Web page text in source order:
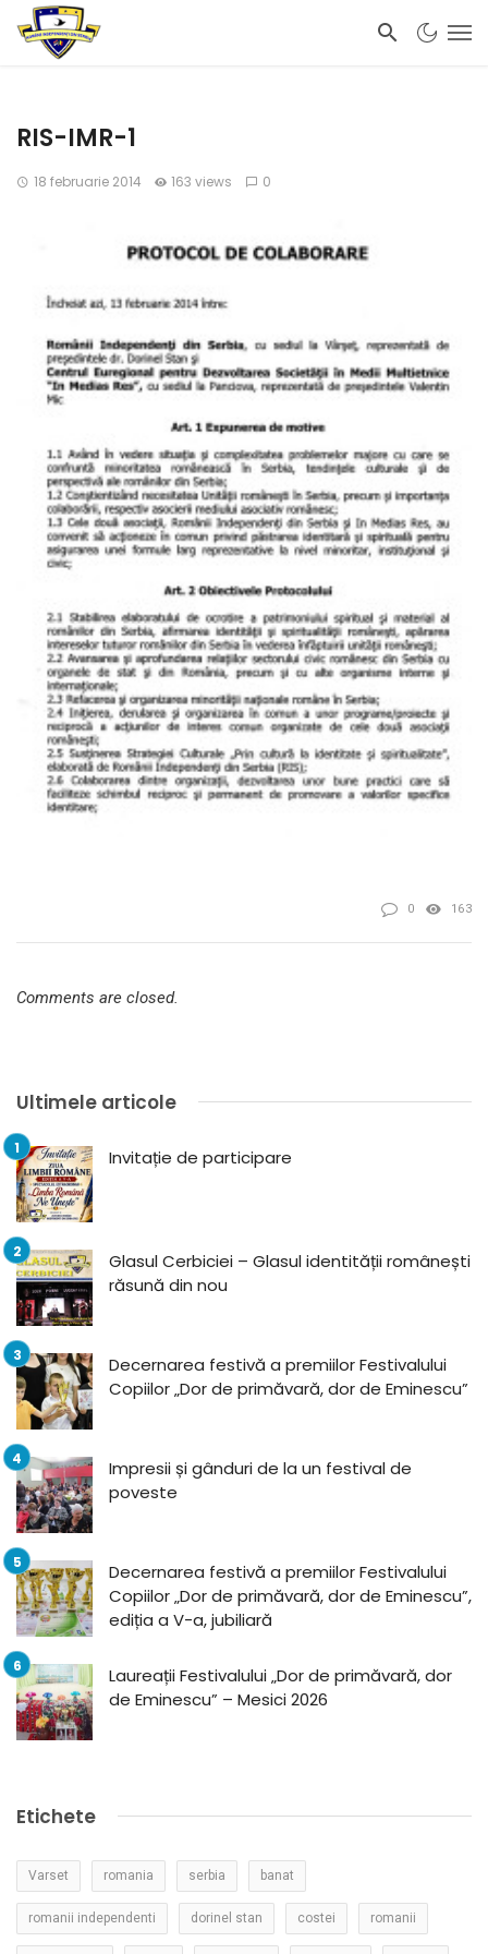
RIS-IMR-1
18 februarie 2014 163 views 0
0 163
Comments are closed.
Ultimele articole
Invitație de participare
Glasul Cerbiciei – Glasul identității românești
răsună din nou
Decernarea festivă a premiilor Festivalului
Copiilor „Dor de primăvară, dor de Eminescu”
Impresii și gânduri de la un festival de
poveste
Decernarea festivă a premiilor Festivalului
Copiilor „Dor de primăvară, dor de Eminescu”,
ediția a V-a, jubiliară
Laureații Festivalului „Dor de primăvară, dor
de Eminescu” – Mesici 2026
Etichete
Varset romania serbia banat
romanii independenti dorinel stan costei romanii